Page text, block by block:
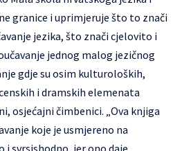
granice i uprimjeruje što to znači
jezika, što znači cjelovito i
jednog malog jezičnog
gdje su osim kulturoloških,
i dramskih elemenata
osjećajni čimbenici. „Ova knjiga
koje je usmjereno na
i svrsishodno, jer ono daje